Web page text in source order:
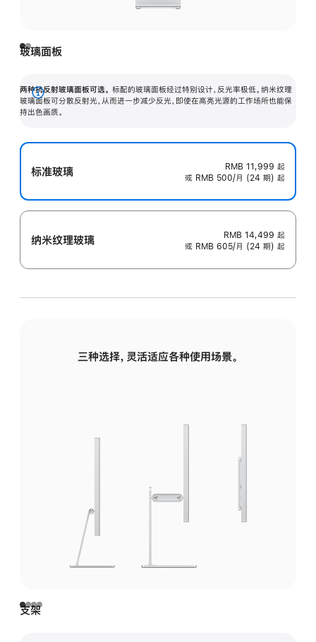
玻璃面板
两种抗反射玻璃面板可选。 标配的玻璃面板经过特别设计，反光率极低。纳米纹理
玻璃面板可分散反射光，从而进一步减少反光，即使在高亮光源的工作场所也能保
持出色画质。
展
开
标准玻璃 RMB 11,999 起
或 RMB 500/月 (24 期) 起
纳米纹理玻璃 RMB 14,499 起
或 RMB 605/月 (24 期) 起
三种选择，灵活适应各种使用场景。
支架